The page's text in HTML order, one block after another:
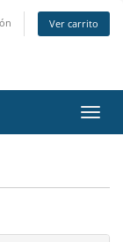
Ver carrito